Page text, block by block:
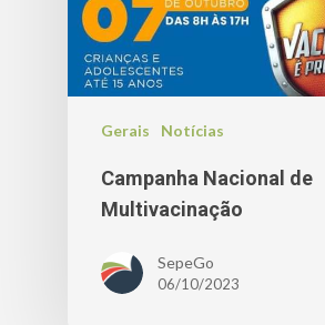
Gerais Notícias
Campanha Nacional de
Multivacinação
SepeGo
06/10/2023